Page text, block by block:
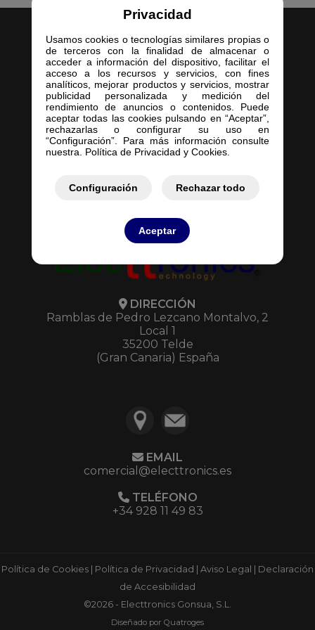
Privacidad
Usamos cookies o tecnologías similares propias o
de terceros con la finalidad de almacenar o
acceder a información del dispositivo, facilitar el
acceso a los recursos y servicios, con fines
analíticos, mejorar productos y servicios, mostrar
publicidad personalizada y medición del
rendimiento de anuncios o contenidos. Puede
aceptar todas las cookies pulsando en “Aceptar”,
rechazarlas o configurar su uso en
“Configuración”. Para más información consulte
nuestra. Política de Privacidad y Cookies.
Configuración Rechazar todo
Aceptar
Inicio
Empresa
Servicios
Contacto
Mis Pedidos
DIRECCIÓN
Ramblas de Pedro Lezcano Montalvo, 2
Local 1
35200 Telde
(Gran Canaria) España
EMAIL
comercial@electtronics.es
TELÉFONO
+34 928 11 49 83
Política de Cookies Política de Privacidad Aviso Legal
Declaración
de Accesibilidad
©2026 - Electtronics Gonsua, S.L.
Diseñado por Quatroges